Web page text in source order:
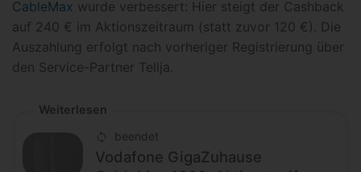
CableMax wurde verbessert: Hier steigt der Cashback
auf 240 € im Aktionszeitraum (statt zuvor 120 €). Die
Auszahlung erfolgt nach vorheriger Registrierung über
den Service-Partner Tellja.
Weiterlesen
beendet
Vodafone GigaZuhause